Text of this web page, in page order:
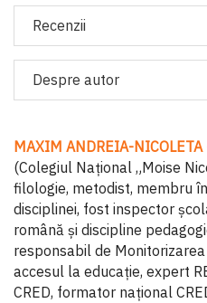
Recenzii
Despre autor
MAXIM ANDREIA-NICOLETA
(Colegiul Național „Moise
filologie, metodist, membru
disciplinei, fost inspector
română și discipline
responsabil de
accesul la educație, expert
CRED, formator național